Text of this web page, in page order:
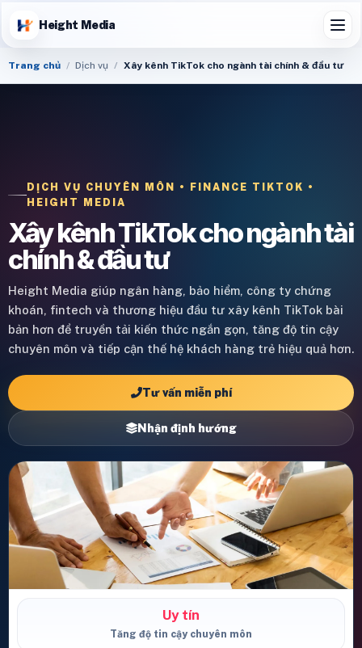
Height Media
Trang chủ Dịch vụ Xây kênh TikTok cho ngành tài chính & đầu tư
DỊCH VỤ CHUYÊN MÔN • FINANCE TIKTOK •
HEIGHT MEDIA
Xây kênh TikTok cho ngành tài
chính & đầu tư
Height Media giúp ngân hàng, bảo hiểm, công ty chứng
khoán, fintech và thương hiệu đầu tư xây kênh TikTok bài
bản hơn để truyền tải kiến thức ngắn gọn, tăng độ tin cậy
chuyên môn và tiếp cận thế hệ khách hàng trẻ hiệu quả hơn.
Tư vấn miễn phí
Nhận định hướng
Uy tín
Tăng độ tin cậy chuyên môn